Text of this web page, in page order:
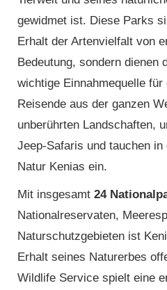
gewidmet ist. Diese Parks
Erhalt der Artenvielfalt von
Bedeutung, sondern dienen
wichtige Einnahmequelle für
Reisende aus der ganzen
unberührten Landschaften,
Jeep-Safaris und tauchen
Natur Kenias ein.
Mit insgesamt 24
Nationalreservaten,
Naturschutzgebieten ist
Erhalt seines Naturerbes
Wildlife Service spielt eine